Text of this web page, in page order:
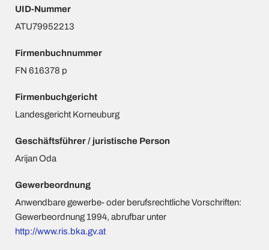
UID-Nummer
ATU79952213
Firmenbuchnummer
FN 616378 p
Firmenbuchgericht
Landesgericht Korneuburg
Geschäftsführer / juristische Person
Arijan Oda
Gewerbeordnung
Anwendbare gewerbe- oder berufsrechtliche Vorschriften:
Gewerbeordnung 1994, abrufbar unter
http://www.ris.bka.gv.at